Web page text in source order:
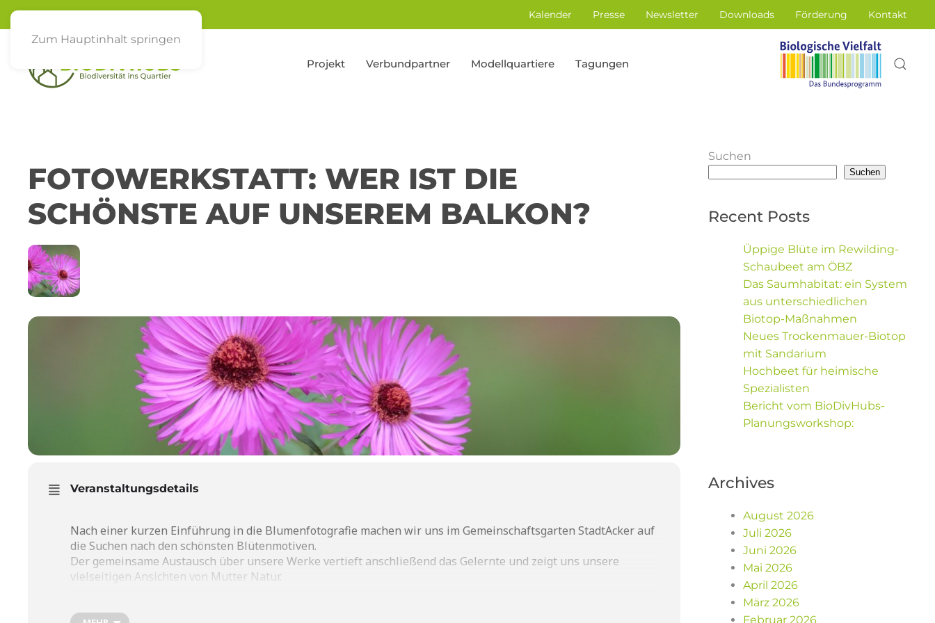
Zum Hauptinhalt springen
Kalender Presse Newsletter Downloads Förderung Kontakt
Projekt Verbundpartner Modellquartiere Tagungen
FOTOWERKSTATT: WER IST DIE
SCHÖNSTE AUF UNSEREM BALKON?
Veranstaltungsdetails
Nach einer kurzen Einführung in die Blumenfotografie machen wir uns im Gemeinschaftsgarten StadtAcker auf
die Suchen nach den schönsten Blütenmotiven.
Der gemeinsame Austausch über unsere Werke vertieft anschließend das Gelernte und zeigt uns unsere
vielseitigen Ansichten von Mutter Natur.
Suchen
Suchen
Recent Posts
Üppige Blüte im Rewilding-
Schaubeet am ÖBZ
Das Saumhabitat: ein System
aus unterschiedlichen
Biotop-Maßnahmen
Neues Trockenmauer-Biotop
mit Sandarium
Hochbeet für heimische
Spezialisten
Bericht vom BioDivHubs-
Planungsworkshop:
Archives
August 2026
Juli 2026
Juni 2026
Mai 2026
April 2026
März 2026
Februar 2026